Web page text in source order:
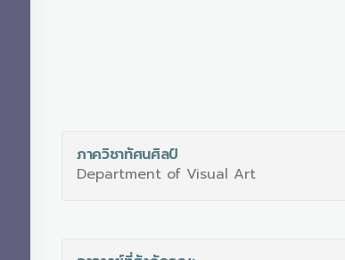
ภาควิชาทัศนศิลป์
Department of Visual Art